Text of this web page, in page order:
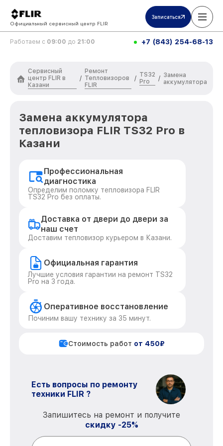
Официальный сервисный центр FLIR
Записаться
Работаем с 09:00 до 21:00 +7 (843) 254-68-13
Сервисный
центр FLIR в
Казани
/
Ремонт
Тепловизоров
FLIR
/
TS32
Pro
/ Замена
аккумулятора
Замена аккумулятора
тепловизора FLIR TS32 Pro в
Казани
Профессиональная
диагностика
Определим поломку тепловизора FLIR
TS32 Pro без оплаты.
Доставка от двери до двери за
наш счет
Доставим тепловизор курьером в Казани.
Официальная гарантия
Лучшие условия гарантии на ремонт TS32
Pro на 3 года.
Оперативное восстановление
Починим вашу технику за 35 минут.
Стоимость работ от 450₽
Есть вопросы по ремонту
техники FLIR ?
Запишитесь на ремонт и получите
скидку -25%